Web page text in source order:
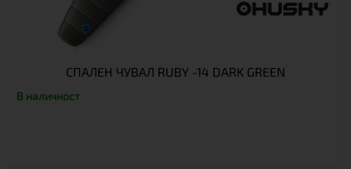
СПАЛЕН ЧУВАЛ RUBY -14 DARK GREEN
В наличност